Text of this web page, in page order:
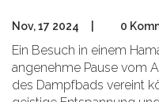
Nov, 17 2024 0
Ein Besuch in einem
angenehme Pause vom
des Dampfbads vereint